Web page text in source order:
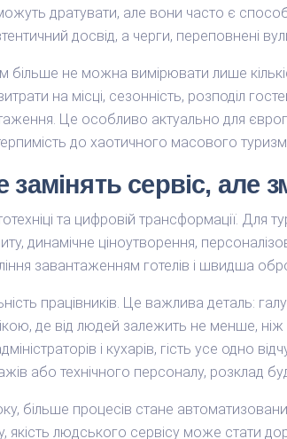
дратувати, але вони часто є
досвід, а черги, переповнені
більше не можна вимірювати лише
на місці, сезонність, розподіл
Це особливо актуально для
до хаотичного масового
сервіс, але
та цифровій трансформації. Для
динамічне ціноутворення,
завантаженням готелів і швидша
працівників. Це важлива деталь:
де від людей залежить не менше, ніж
і кухарів, гість усе одно
або технічного персоналу, розклад
більше процесів стане
якість людського сервісу може стати